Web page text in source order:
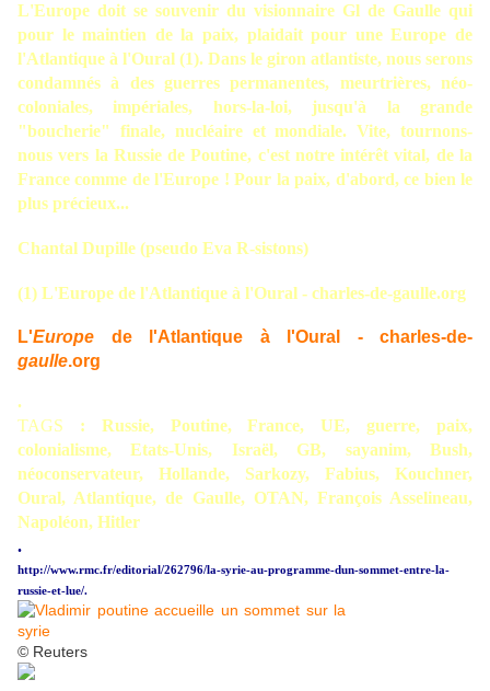
L'Europe doit se souvenir du visionnaire Gl de Gaulle qui
pour le maintien de la paix, plaidait pour une Europe de
l'Atlantique à l'Oural (1). Dans le giron atlantiste, nous serons
condamnés à des guerres permanentes, meurtrières, néo-
coloniales, impériales, hors-la-loi, jusqu'à la grande
"boucherie" finale, nucléaire et mondiale. Vite, tournons-
nous vers la Russie de Poutine, c'est notre intérêt vital, de la
France comme de l'Europe ! Pour la paix, d'abord, ce bien le
plus précieux...
Chantal Dupille (pseudo Eva R-sistons)
(1) L'Europe de l'Atlantique à l'Oural - charles-de-gaulle.org
L'Europe de l'Atlantique à l'Oural - charles-de-
gaulle .org
.
TAGS
: Russie, Poutine, France, UE, guerre, paix,
colonialisme, Etats-Unis, Israël, GB, sayanim, Bush,
néoconservateur, Hollande, Sarkozy, Fabius, Kouchner,
Oural, Atlantique, de Gaulle, OTAN, François Asselineau,
Napoléon, Hitler
.
http://www.rmc.fr/editorial/262796/la-syrie-au-programme-dun-sommet-entre-la-
russie-et-lue/.
© Reuters